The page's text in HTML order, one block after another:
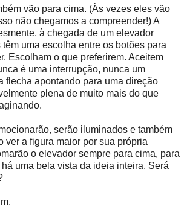
vão para cima. (Às vezes eles vão
não chegamos a compreender!) A
à chegada de um elevador
uma escolha entre os botões para
Escolham o que preferirem. Aceitem
é uma interrupção, nunca um
flecha apontando para uma direção
plena de muito mais do que
serão iluminados e também
ver a figura maior por sua própria
o elevador sempre para cima, para
uma bela vista da ideia inteira. Será